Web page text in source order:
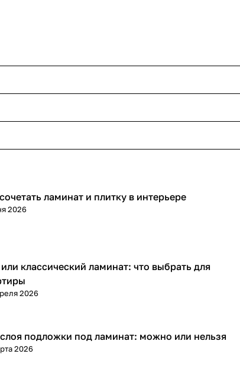
покрытия
ламинат и плитку в интерьере
2026
покрытия
или классический ламинат: что выбрать для
2026
покрытия
подложки под ламинат: можно или нельзя
2026